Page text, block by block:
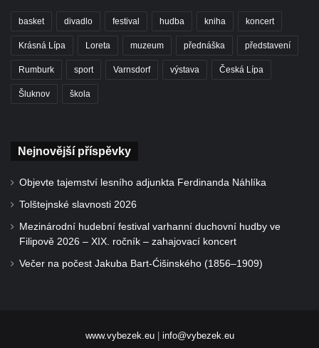
basket divadlo festival hudba kniha koncert
Krásná Lípa Loreta muzeum přednáška představení
Rumburk sport Varnsdorf výstava Česká Lípa
Šluknov škola
Nejnovější příspěvky
Objevte tajemství lesního adjunkta Ferdinanda Náhlíka
Tolštejnské slavnosti 2026
Mezinárodní hudební festival varhanní duchovní hudby ve
Filipově 2026 – XIX. ročník – zahajovací koncert
Večer na počest Jakuba Bart-Ćišinského (1856–1909)
www.vybezek.eu| info@vybezek.eu